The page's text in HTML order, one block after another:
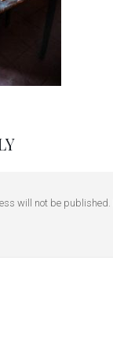
will not be published.